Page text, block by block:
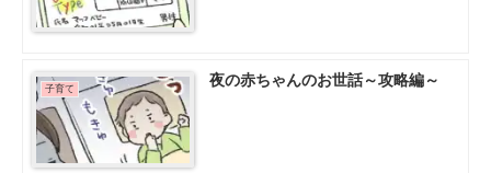
子育て 夜の赤ちゃんのお世話～攻略編～